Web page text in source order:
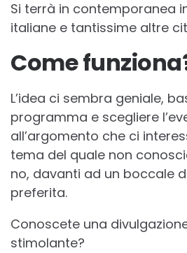
Si terrà in contemporanea
italiane e tantissime altre
Come
L’idea ci sembra geniale,
programma e scegliere
all’argomento che ci
tema del quale non
no, davanti ad un boccale
preferita.
Conoscete una
stimolante?